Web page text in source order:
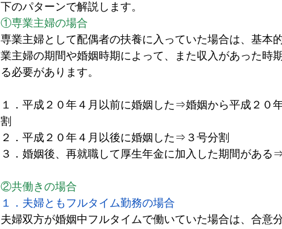
下のパターンで解説します。
①専業主婦の場合
専業主婦として配偶者の扶養に入っていた場合は、基本
業主婦の期間や婚姻時期によって、また収入があった時
る必要があります。
１．平成２０年４月以前に婚姻した⇒婚姻から平成２０
割
２．平成２０年４月以後に婚姻した⇒３号分割
３．婚姻後、再就職して厚生年金に加入した期間がある
②共働きの場合
１．夫婦ともフルタイム勤務の場合
夫婦双方が婚姻中フルタイムで働いていた場合は、合意